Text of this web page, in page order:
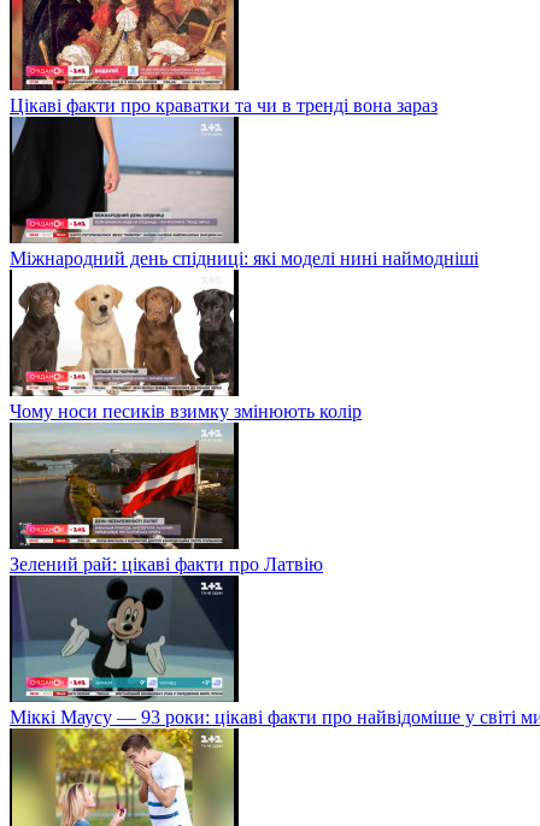
Цікаві факти про краватки та чи в тренді вона зараз
Міжнародний день спідниці: які моделі нині наймодніші
Чому носи песиків взимку змінюють колір
Зелений рай: цікаві факти про Латвію
Міккі Маусу — 93 роки: цікаві факти про найвідоміше у світі